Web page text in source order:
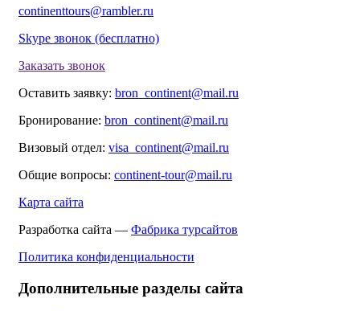
continenttours@rambler.ru
Skype звонок (бесплатно)
Заказать звонок
Оставить заявку: bron_continent@mail.ru
Бронирование: bron_continent@mail.ru
Визовый отдел: visa_continent@mail.ru
Общие вопросы: continent-tour@mail.ru
Карта сайта
Разработка сайта — Фабрика турсайтов
Политика конфиденциальности
Дополнительные разделы сайта